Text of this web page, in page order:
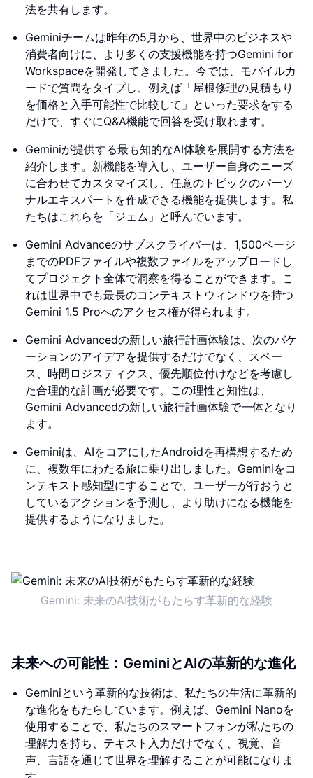
法を共有します。
Geminiチームは昨年の5月から、世界中のビジネスや
消費者向けに、より多くの支援機能を持つGemini for
Workspaceを開発してきました。今では、モバイルカ
ードで質問をタイプし、例えば「屋根修理の見積もり
を価格と入手可能性で比較して」といった要求をする
だけで、すぐにQ&A機能で回答を受け取れます。
Geminiが提供する最も知的なAI体験を展開する方法を
紹介します。新機能を導入し、ユーザー自身のニーズ
に合わせてカスタマイズし、任意のトピックのパーソ
ナルエキスパートを作成できる機能を提供します。私
たちはこれらを「ジェム」と呼んでいます。
Gemini Advanceのサブスクライバーは、1,500ページ
までのPDFファイルや複数ファイルをアップロードし
てプロジェクト全体で洞察を得ることができます。こ
れは世界中でも最長のコンテキストウィンドウを持つ
Gemini 1.5 Proへのアクセス権が得られます。
Gemini Advancedの新しい旅行計画体験は、次のバケ
ーションのアイデアを提供するだけでなく、スペー
ス、時間ロジスティクス、優先順位付けなどを考慮し
た合理的な計画が必要です。この理性と知性は、
Gemini Advancedの新しい旅行計画体験で一体となり
ます。
Geminiは、AIをコアにしたAndroidを再構想するため
に、複数年にわたる旅に乗り出しました。Geminiをコ
ンテキスト感知型にすることで、ユーザーが行おうと
しているアクションを予測し、より助けになる機能を
提供するようになりました。
Gemini: 未来のAI技術がもたらす革新的な経験
未来への可能性：GeminiとAIの革新的な進化
Geminiという革新的な技術は、私たちの生活に革新的
な進化をもたらしています。例えば、Gemini Nanoを
使用することで、私たちのスマートフォンが私たちの
理解力を持ち、テキスト入力だけでなく、視覚、音
声、言語を通じて世界を理解することが可能になりま